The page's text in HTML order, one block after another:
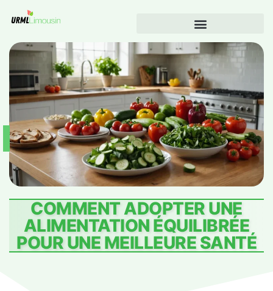
COMMENT ADOPTER UNE
ALIMENTATION ÉQUILIBRÉE
POUR UNE MEILLEURE SANTÉ